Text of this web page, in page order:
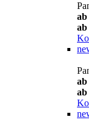
ab
ab